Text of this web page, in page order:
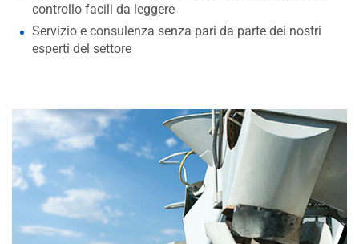
controllo facili da leggere
Servizio e consulenza senza pari da parte dei nostri
esperti del settore